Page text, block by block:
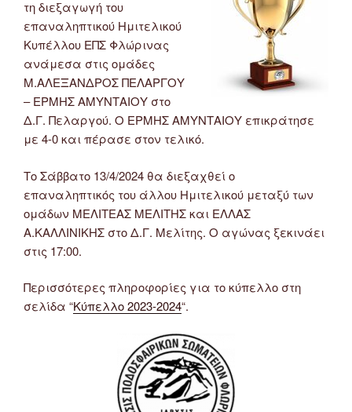
τη διεξαγωγή του
επαναληπτικού Ημιτελικού
Κυπέλλου ΕΠΣ Φλώρινας
ανάμεσα στις ομάδες
Μ.ΑΛΕΞΑΝΔΡΟΣ ΠΕΛΑΡΓΟΥ
– ΕΡΜΗΣ ΑΜΥΝΤΑΙΟΥ στο
Δ.Γ. Πελαργού. Ο ΕΡΜΗΣ ΑΜΥΝΤΑΙΟΥ επικράτησε
με 4-0 και πέρασε στον τελικό.
Το Σάββατο 13/4/2024 θα διεξαχθεί ο
επαναληπτικός του άλλου Ημιτελικού μεταξύ των
ομάδων ΜΕΛΙΤΕΑΣ ΜΕΛΙΤΗΣ και ΕΛΛΑΣ
Α.ΚΑΛΛΙΝΙΚΗΣ στο Δ.Γ. Μελίτης. Ο αγώνας ξεκινάει
στις 17:00.
Περισσότερες πληροφορίες για το κύπελλο στη
σελίδα “Κύπελλο 2023-2024“.